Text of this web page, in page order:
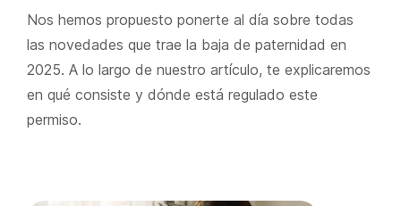
Nos hemos propuesto ponerte al día sobre todas
las novedades que trae la baja de paternidad en
2025. A lo largo de nuestro artículo, te explicaremos
en qué consiste y dónde está regulado este
permiso.